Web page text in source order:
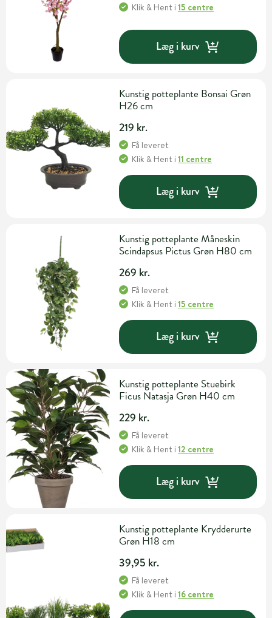
Klik & Hent i15 centre
Læg i kurv
Kunstig potteplante Bonsai Grøn
H26 cm
219 kr.
Få leveret
Klik & Hent i11 centre
Læg i kurv
Kunstig potteplante Måneskin
Scindapsus Pictus Grøn H80 cm
269 kr.
Få leveret
Klik & Hent i15 centre
Læg i kurv
Kunstig potteplante Stuebirk
Ficus Natasja Grøn H40 cm
229 kr.
Få leveret
Klik & Hent i12 centre
Læg i kurv
Kunstig potteplante Krydderurte
Grøn H18 cm
39,95 kr.
Få leveret
Klik & Hent i16 centre